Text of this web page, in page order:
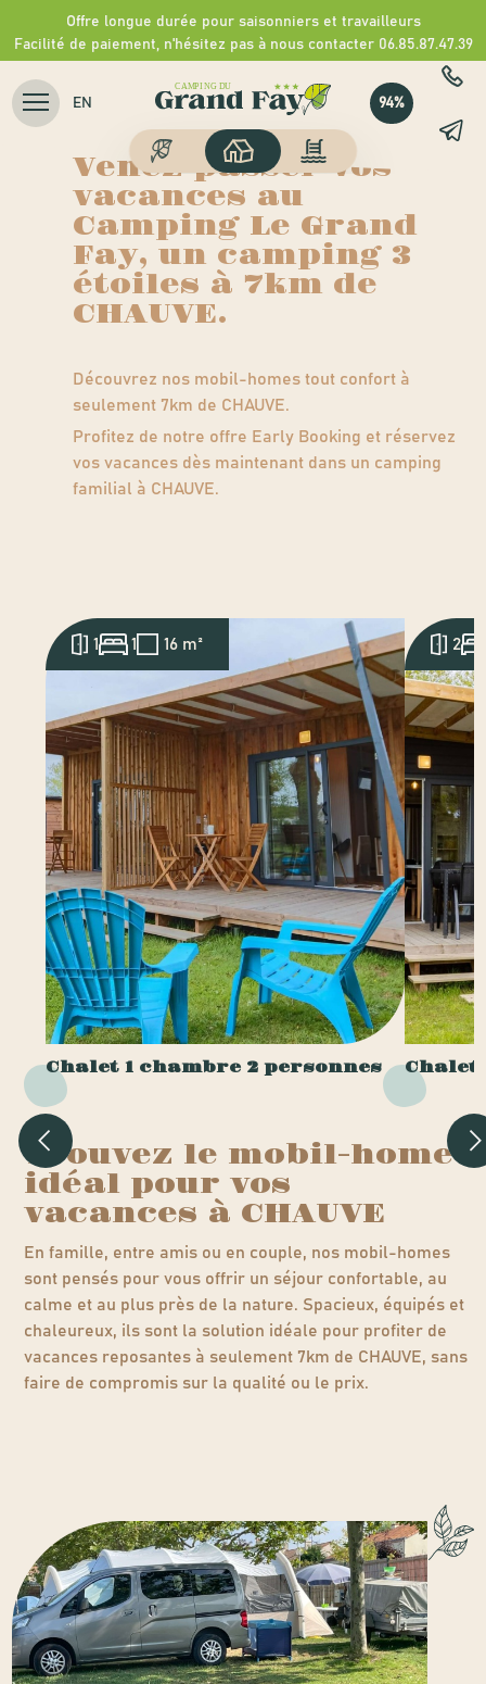
Offre longue durée pour saisonniers et travailleurs
Facilité de paiement, n'hésitez pas à nous contacter 06.85.87.47.39
EN 94%
Camping du Grand Fay> Nos hébergements>Location mobil-homes CHAUVE
Location mobil-
homes CHAUVE
Venez passer vos
vacances au
Camping Le Grand
Fay, un camping 3
étoiles à 7km de
CHAUVE.
Découvrez nos mobil-homes tout confort à
seulement 7km de CHAUVE.
Profitez de notre offre Early Booking et réservez
vos vacances dès maintenant dans un camping
familial à CHAUVE.
1 1 16 m²
Chalet 1 chambre 2 personnes
2
Chalet
Trouvez le mobil-home
idéal pour vos
vacances à CHAUVE
En famille, entre amis ou en couple, nos mobil-homes
sont pensés pour vous offrir un séjour confortable, au
calme et au plus près de la nature. Spacieux, équipés et
chaleureux, ils sont la solution idéale pour profiter de
vacances reposantes à seulement 7km de CHAUVE, sans
faire de compromis sur la qualité ou le prix.